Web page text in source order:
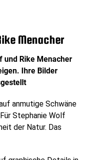
Menacher
und Rike Menacher
Ihre Bilder
anmutige Schwäne
Stephanie Wolf
der Natur. Das